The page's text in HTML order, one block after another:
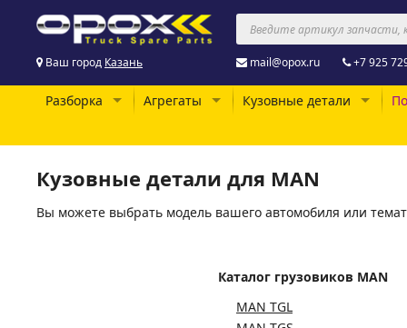
Ваш город Казань mail@opox.ru +7 925
Разборка Агрегаты Кузовные детали
Кузовные детали для MAN
Вы можете выбрать модель вашего автомобиля или
Каталог грузовиков MAN
MAN TGL